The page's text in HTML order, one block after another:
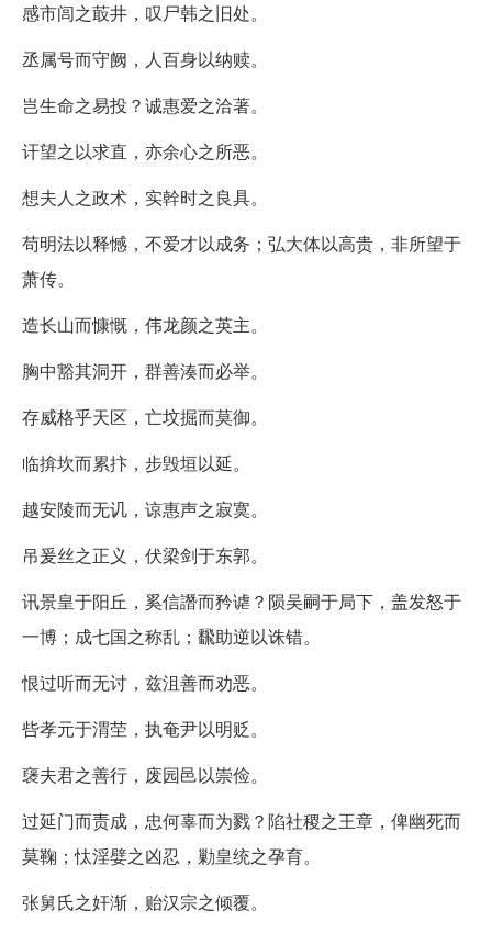
感市闾之菆井，叹尸韩之旧处。
丞属号而守阙，人百身以纳赎。
岂生命之易投？诚惠爱之洽著。
讦望之以求直，亦余心之所恶。
想夫人之政术，实幹时之良具。
苟明法以释憾，不爱才以成务；弘大体以高贵，非所望于
萧传。
造长山而慷慨，伟龙颜之英主。
胸中豁其洞开，群善湊而必举。
存威格乎天区，亡坟掘而莫御。
临揜坎而累抃，步毁垣以延。
越安陵而无讥，谅惠声之寂寞。
吊爰丝之正义，伏梁剑于东郭。
讯景皇于阳丘，奚信譖而矜谑？陨吴嗣于局下，盖发怒于
一博；成七国之称乱；飜助逆以诛错。
恨过听而无讨，兹沮善而劝恶。
呰孝元于渭茔，执奄尹以明贬。
襃夫君之善行，废园邑以崇俭。
过延门而责成，忠何辜而为戮？陷社稷之王章，俾幽死而
莫鞠；忲淫嬖之凶忍，勦皇统之孕育。
张舅氏之奸渐，贻汉宗之倾覆。